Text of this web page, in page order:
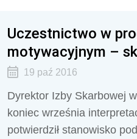
Uczestnictwo w
motywacyjnym –
19 paź 2016
Dyrektor Izby Skarbowej
koniec września
potwierdził stanowisko